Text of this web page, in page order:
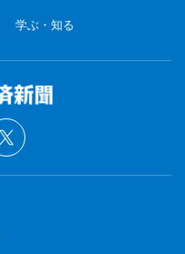
学ぶ・知る